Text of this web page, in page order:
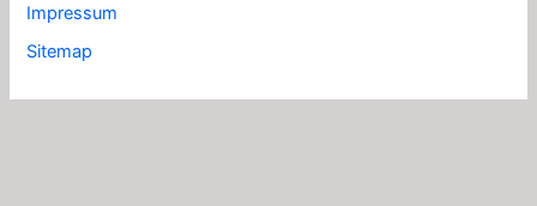
Impressum
Sitemap